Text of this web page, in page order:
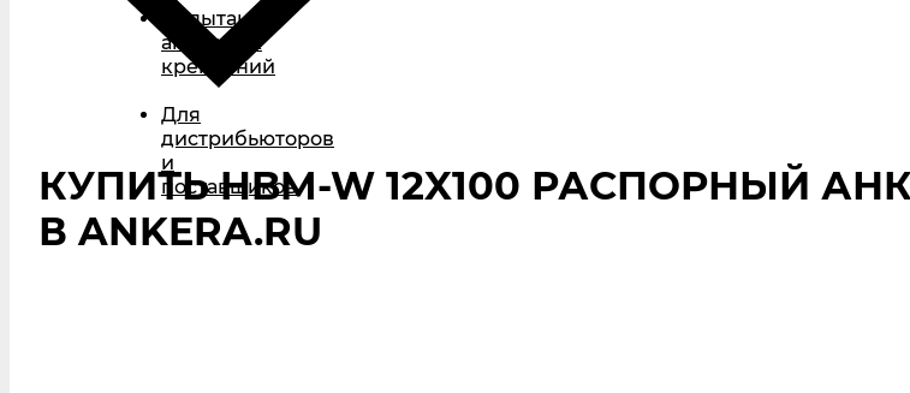
Испытания
анкерных
креплений
Для
дистрибьюторов
и
поставщиков
КУПИТЬ HBM-W 12X100 РАСПОРНЫЙ
В ANKERA.RU